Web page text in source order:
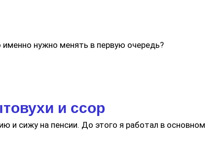
нужно менять в первую очередь?
и ссор
и сижу на пенсии. До этого я работал в основном